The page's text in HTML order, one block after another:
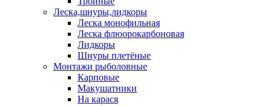
Леска,шнуры,лидкоры
Леска монофильная
Леска флюорокарбоновая
Лидкоры
Шнуры плетёные
Монтажи рыболовные
Карповые
Макушатники
На карася